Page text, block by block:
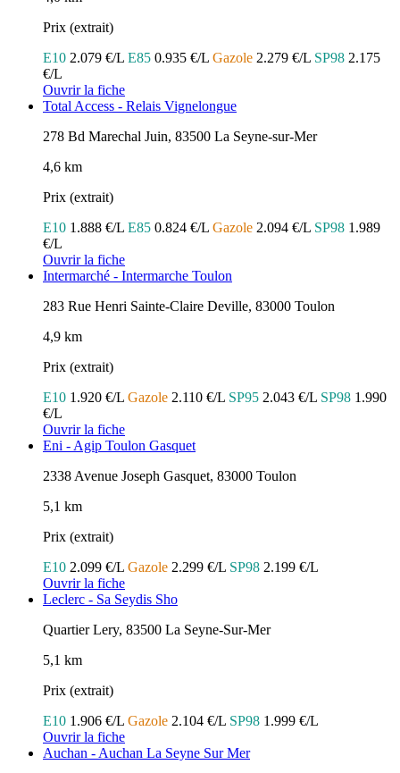
Prix (extrait)
E10 2.079 €/L E85 0.935 €/L Gazole 2.279 €/L SP98 2.175
€/L
Ouvrir la fiche
Total Access - Relais Vignelongue
278 Bd Marechal Juin, 83500 La Seyne-sur-Mer
4,6 km
Prix (extrait)
E10 1.888 €/L E85 0.824 €/L Gazole 2.094 €/L SP98 1.989
€/L
Ouvrir la fiche
Intermarché - Intermarche Toulon
283 Rue Henri Sainte-Claire Deville, 83000 Toulon
4,9 km
Prix (extrait)
E10 1.920 €/L Gazole 2.110 €/L SP95 2.043 €/L SP98 1.990
€/L
Ouvrir la fiche
Eni - Agip Toulon Gasquet
2338 Avenue Joseph Gasquet, 83000 Toulon
5,1 km
Prix (extrait)
E10 2.099 €/L Gazole 2.299 €/L SP98 2.199 €/L
Ouvrir la fiche
Leclerc - Sa Seydis Sho
Quartier Lery, 83500 La Seyne-Sur-Mer
5,1 km
Prix (extrait)
E10 1.906 €/L Gazole 2.104 €/L SP98 1.999 €/L
Ouvrir la fiche
Auchan - Auchan La Seyne Sur Mer